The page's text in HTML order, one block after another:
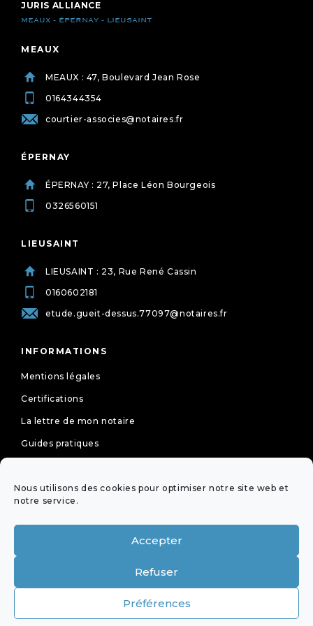
Nous utilisons des cookies pour optimiser notre site web et
notre service.
Accepter
Refuser
Préférences
JURIS ALLIANCE
MEAUX - ÉPERNAY - LIEUSAINT
MEAUX
MEAUX : 47, Boulevard Jean Rose
0164344354
courtier-associes@notaires.fr
ÉPERNAY
ÉPERNAY : 27, Place Léon Bourgeois
0326560151
LIEUSAINT
LIEUSAINT : 23, Rue René Cassin
0160602181
etude.gueit-dessus.77097@notaires.fr
INFORMATIONS
Mentions légales
Certifications
La lettre de mon notaire
Guides pratiques
Politique de cookies (UE)
VISIOCONFÉRENCE DE LA PROFESSION